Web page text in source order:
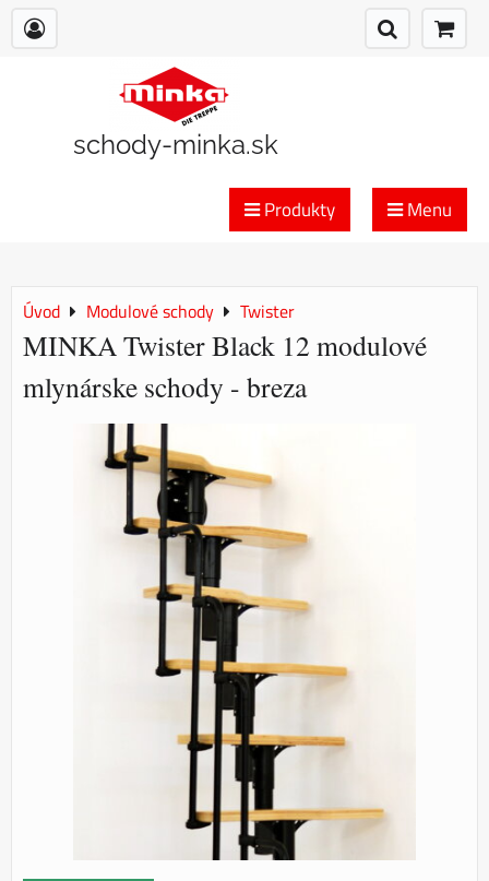
schody-minka.sk
Produkty Menu
Úvod Modulové schody Twister
MINKA Twister Black 12 modulové
mlynárske schody - breza